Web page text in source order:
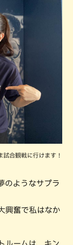
試合観戦に行けます！
のようなサプラ
興奮で私はなか